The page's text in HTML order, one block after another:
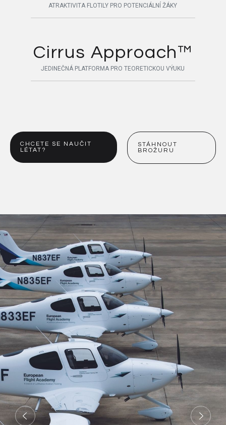
ATRAKTIVITA FLOTILY PRO POTENCIÁLNÍ ŽÁKY
Cirrus Approach™
JEDINEČNÁ PLATFORMA PRO TEORETICKOU VÝUKU
CHCETE SE NAUČIT
LÉTAT?
STÁHNOUT
BROŽURU